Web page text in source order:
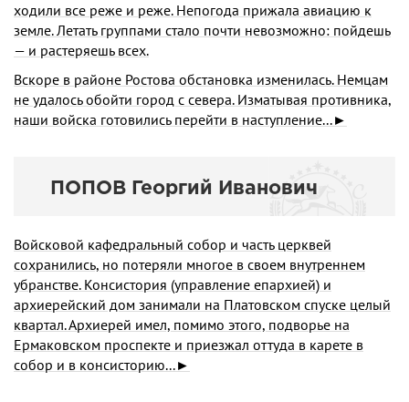
ходили все реже и реже. Непогода прижала авиацию к
земле. Летать группами стало почти невозможно: пой­дешь
— и растеряешь всех.
Вскоре в районе Ростова обстановка изменилась. Нем­цам
не удалось обойти город с севера. Изматывая против­ника,
наши войска готовились перейти в наступление...►
ПОПОВ Георгий Иванович
Войсковой кафедральный собор и часть церквей
сохранились, но потеряли многое в своем внутреннем
убранстве. Консистория (управление епархией) и
архиерейский дом занимали на Платовском спуске целый
квартал. Архиерей имел, помимо этого, подворье на
Ермаковском проспекте и приезжал оттуда в карете в
собор и в консисторию...►